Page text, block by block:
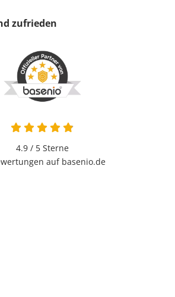
zufrieden
4.9 von 5
4.9 / 5Sterne
auf basenio.de